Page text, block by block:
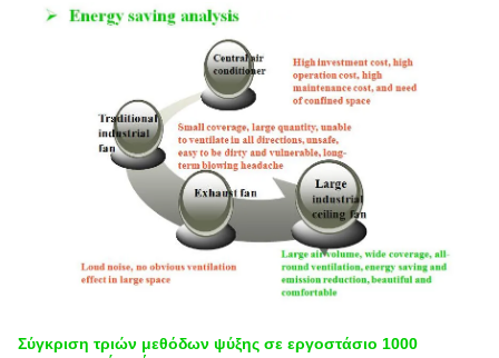
Σύγκριση τριών μεθόδων ψύξης σε εργοστάσιο 1000